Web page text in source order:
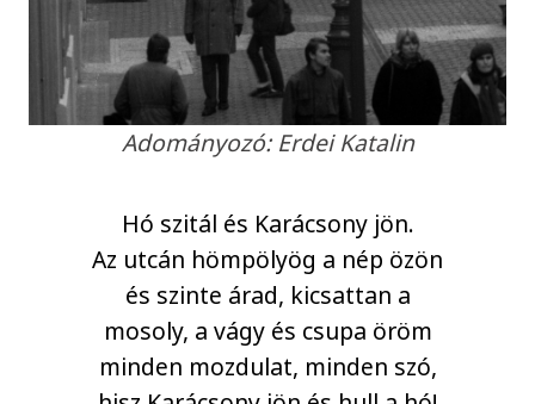
Adományozó: Erdei Katalin
Hó szitál és Karácsony jön.
Az utcán hömpölyög a nép özön
és szinte árad, kicsattan a
mosoly, a vágy és csupa öröm
minden mozdulat, minden szó,